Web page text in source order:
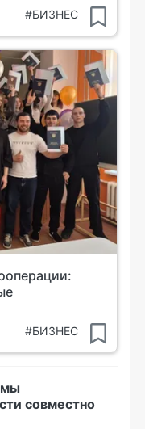
#БИЗНЕС
#БИЗНЕС
совместно